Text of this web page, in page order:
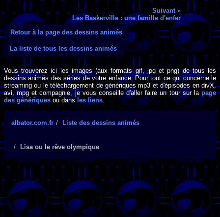
Suivant »
Les Baskerville : une famille d'enfer
Retour à la page des dessins animés
La liste de tous les dessins animés
Vous trouverez ici les images (aux formats gif, jpg et png) de tous les
dessins animés des séries de votre enfance. Pour tout ce qui concerne le
streaming ou le téléchargement de génériques mp3 et d'épisodes en divX,
avi, mpg et compagnie, je vous conseille d'aller faire un tour sur lapage
des génériques ou dansles liens.
albator.com.fr Liste des dessins animés
Lisa ou le rêve olympique